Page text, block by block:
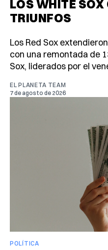
LOS WHITE SOX
TRIUNFOS
Los Red Sox
con una remontada de
Sox, liderados por el
EL PLANETA TEAM
7 de agosto de 2026
POLÍTICA